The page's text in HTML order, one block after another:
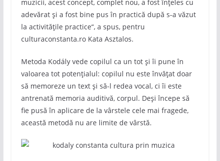
muzicii, acest concept, complet nou, a fost înțeles cu
adevărat și a fost bine pus în practică după s-a văzut
la activitățile practice“, a spus, pentru
culturaconstanta.ro Kata Asztalos.
Metoda Kodály vede copilul ca un tot și îi pune în
valoarea tot potențialul: copilul nu este învățat doar
să memoreze un text și să-l redea vocal, ci îi este
antrenată memoria auditivă, corpul. Deși începe să
fie pusă în aplicare de la vârstele cele mai fragede,
această metodă nu are limite de vârstă.